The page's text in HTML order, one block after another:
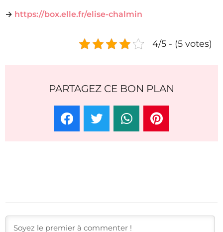
→ https://box.elle.fr/elise-chalmin
4/5 - (5 votes)
PARTAGEZ CE BON PLAN